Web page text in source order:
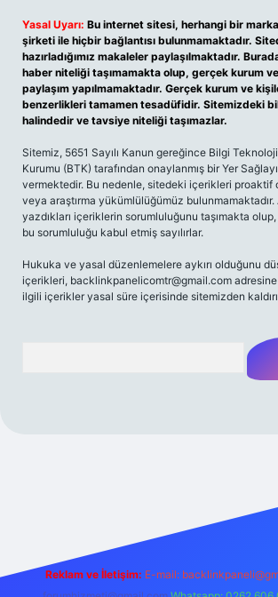
Yasal Uyarı: Bu internet sitesi, herhangi bir
şirketi ile hiçbir bağlantısı bulunmamaktadır.
hazırladığımız makaleler paylaşılmaktadır.
haber niteliği taşımamakta olup, gerçek kurum
paylaşım yapılmamaktadır. Gerçek kurum ve
benzerlikleri tamamen tesadüfidir. Sitemizdeki
halindedir ve tavsiye niteliği taşımazlar.
Sitemiz, 5651 Sayılı Kanun gereğince Bilgi
Kurumu (BTK) tarafından onaylanmış bir Yer
vermektedir. Bu nedenle, sitedeki içerikleri proaktif
veya araştırma yükümlülüğümüz
yazdıkları içeriklerin sorumluluğunu taşımakta
bu sorumluluğu kabul etmiş sayılırlar.
Hukuka ve yasal düzenlemelere aykırı olduğunu
içerikleri, backlinkpanelicomtr@gmail.com
ilgili içerikler yasal süre içerisinde sitemizden
Reklam ve İletişim: E-mail: